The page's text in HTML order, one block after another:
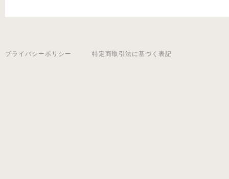
プライバシーポリシー 特定商取引法に基づく表記